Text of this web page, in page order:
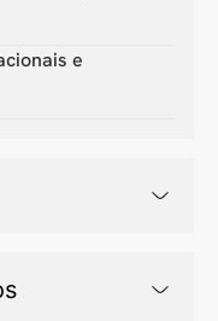
e